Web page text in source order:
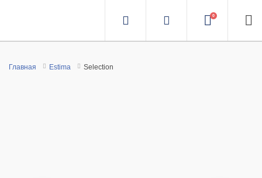
0
Главная Estima Selection